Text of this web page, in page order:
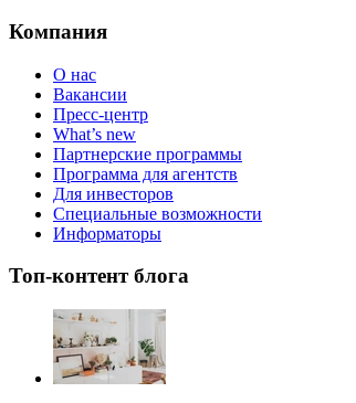
Компания
О нас
Вакансии
Пресс-центр
What’s new
Партнерские программы
Программа для агентств
Для инвесторов
Специальные возможности
Информаторы
Топ-контент блога